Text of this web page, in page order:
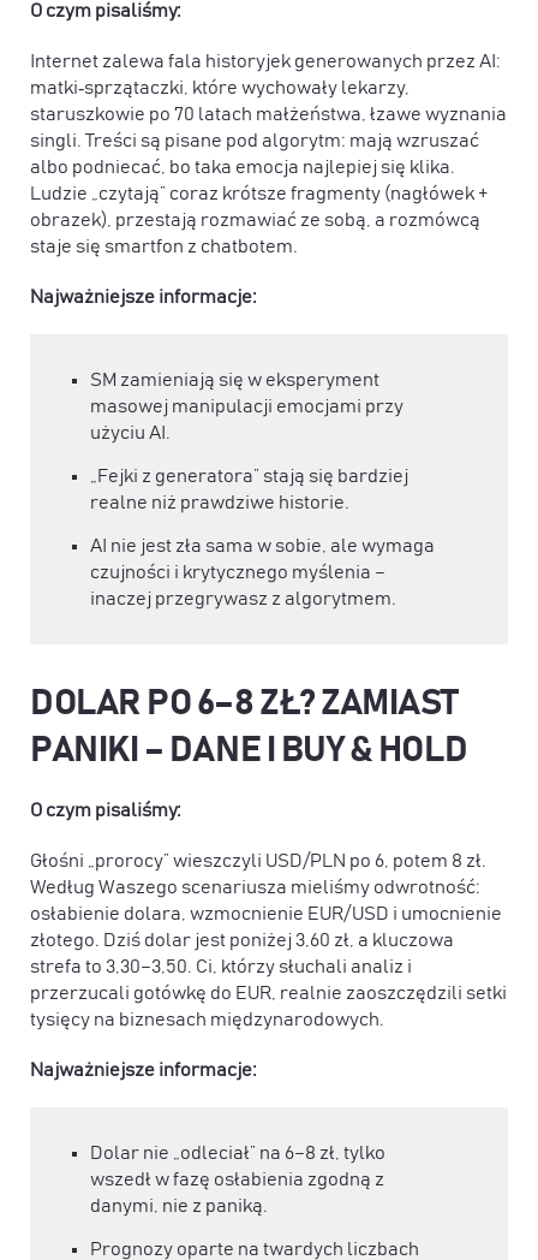
O czym pisaliśmy:
Internet zalewa fala historyjek generowanych przez AI:
matki‑sprzątaczki, które wychowały lekarzy,
staruszkowie po 70 latach małżeństwa, łzawe wyznania
singli. Treści są pisane pod algorytm: mają wzruszać
albo podniecać, bo taka emocja najlepiej się klika.
Ludzie „czytają” coraz krótsze fragmenty (nagłówek +
obrazek), przestają rozmawiać ze sobą, a rozmówcą
staje się smartfon z chatbotem.
Najważniejsze informacje:
SM zamieniają się w eksperyment
masowej manipulacji emocjami przy
użyciu AI.
„Fejki z generatora” stają się bardziej
realne niż prawdziwe historie.
AI nie jest zła sama w sobie, ale wymaga
czujności i krytycznego myślenia –
inaczej przegrywasz z algorytmem.
DOLAR PO 6–8 ZŁ? ZAMIAST
PANIKI – DANE I BUY & HOLD
O czym pisaliśmy:
Głośni „prorocy” wieszczyli USD/PLN po 6, potem 8 zł.
Według Waszego scenariusza mieliśmy odwrotność:
osłabienie dolara, wzmocnienie EUR/USD i umocnienie
złotego. Dziś dolar jest poniżej 3,60 zł, a kluczowa
strefa to 3,30–3,50. Ci, którzy słuchali analiz i
przerzucali gotówkę do EUR, realnie zaoszczędzili setki
tysięcy na biznesach międzynarodowych.
Najważniejsze informacje:
Dolar nie „odleciał” na 6–8 zł, tylko
wszedł w fazę osłabienia zgodną z
danymi, nie z paniką.
Prognozy oparte na twardych liczbach